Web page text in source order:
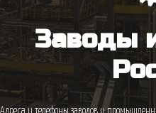
Заводы